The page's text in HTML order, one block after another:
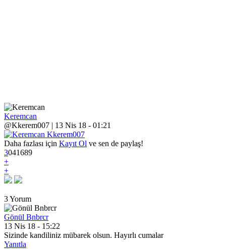
Keremcan
@Kkerem007 | 13 Nis 18 - 01:21
Daha fazlası için Kayıt Ol ve sen de paylaş!
3041689
+
+
3 Yorum
Gönül Bnbrcr
13 Nis 18 - 15:22
Sizinde kandiliniz mübarek olsun. Hayırlı cumalar
Yanıtla